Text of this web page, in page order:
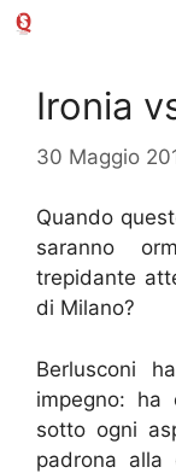
Vai
Ironia
30 Maggio
Quando
saranno
trepidante
di Milano?
Berlusconi
impegno: ha
sotto ogni
padrona alla